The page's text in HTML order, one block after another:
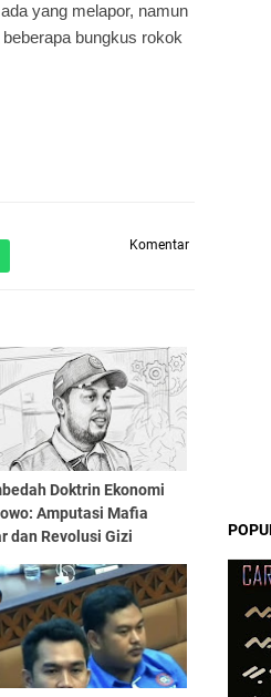
yang melapor, namun
bungkus rokok
Komentar
Doktrin Ekonomi
Amputasi Mafia
dan Revolusi Gizi